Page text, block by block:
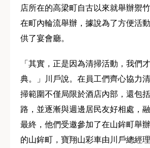
店所在的高梁町自古以來就舉辦禦
在町內輪流舉辦，據說為了方便活
供了宴會廳。
「其實，正是因為清掃活動，我們
典。」川戶說。在員工們齊心協力
掃範圍不僅局限於酒店內部，還包
路，並逐漸與週邊居民友好相處，融
最終，他們受邀參加了在山鉾町舉
的山鉾町，寶翔山彩車由川戶總經